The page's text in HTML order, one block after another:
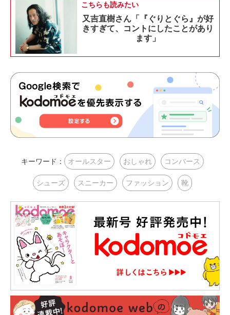
こちらも読みたい
又吉直樹さん「『ぐりとぐら』が好
きすぎて、コントにしたことがあり
ます」
キーワード： オールスター おしゃれ コンバース
シューズ スニーカー ファッション 靴